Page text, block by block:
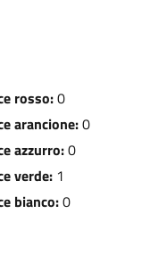
rosso:0
arancione:0
azzurro:0
verde:1
bianco:0